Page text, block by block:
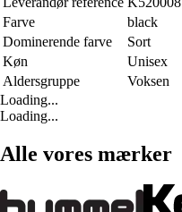
Farve
black
Dominerende farve
Sort
Køn
Unisex
Aldersgruppe
Voksen
Loading...
Loading...
Alle vores mærker